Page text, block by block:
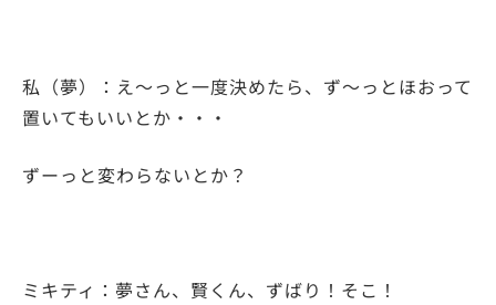
私（夢）：え～っと一度決めたら、ず～っとほおって
置いてもいいとか・・・
ずーっと変わらないとか？
ミキティ：夢さん、賢くん、ずばり！そこ！